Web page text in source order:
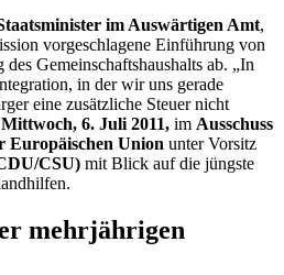
im Auswärtigen Amt,
vorgeschlagene Einführung von
Gemeinschaftshaushalts ab. „In
in der wir uns gerade
eine zusätzliche Steuer nicht
Mittwoch, 6. Juli 2011, im Ausschuss
Europäischen Union unter Vorsitz
CSU) mit Blick auf die jüngste
mehrjährigen